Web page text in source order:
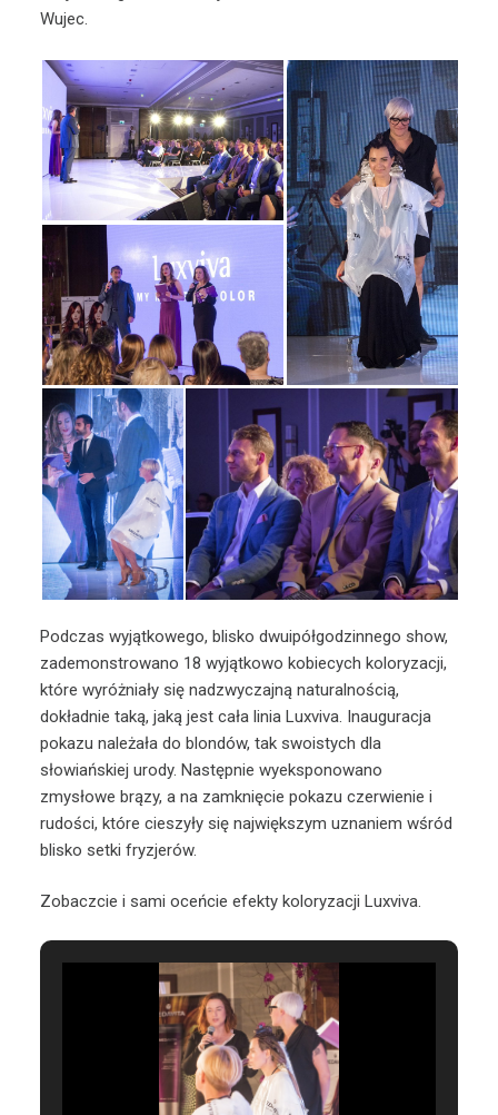
Wujec.
Podczas wyjątkowego, blisko dwuipółgodzinnego show,
zademonstrowano 18 wyjątkowo kobiecych koloryzacji,
które wyróżniały się nadzwyczajną naturalnością,
dokładnie taką, jaką jest cała linia Luxviva. Inauguracja
pokazu należała do blondów, tak swoistych dla
słowiańskiej urody. Następnie wyeksponowano
zmysłowe brązy, a na zamknięcie pokazu czerwienie i
rudości, które cieszyły się największym uznaniem wśród
blisko setki fryzjerów.
Zobaczcie i sami oceńcie efekty koloryzacji Luxviva.